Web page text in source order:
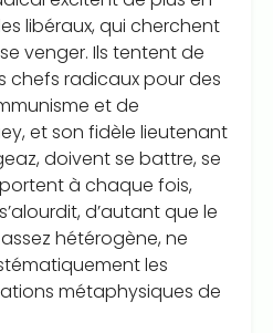
libéraux, qui cherchent
venger. Ils tentent de
chefs radicaux pour des
et de
et son fidèle lieutenant
doivent se battre, se
à chaque fois,
d’autant que le
hétérogène, ne
les
métaphysiques de